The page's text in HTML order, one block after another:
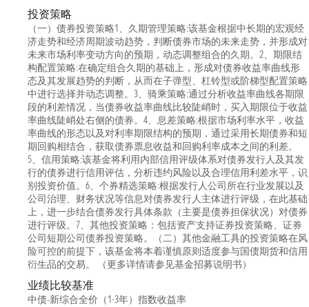
投资策略
（一）债券投资策略1、久期管理策略:该基金根据中长期的宏观经
济走势和经济周期波动趋势，判断债券市场的未来走势，并形成对
未来市场利率变动方向的预期，动态调整组合的久期。2、期限结
构配置策略:在确定组合久期的基础上，形成对债券收益率曲线形
态及其发展趋势的判断，从而在子弹型、杠铃型或阶梯型配置策略
中进行选择并动态调整。3、骑乘策略:通过分析收益率曲线各期限
段的利差情况，当债券收益率曲线比较陡峭时，买入期限位于收益
率曲线陡峭处右侧的债券。4、息差策略:根据市场利率水平，收益
率曲线的形态以及对利率期限结构的预期，通过采用长期债券和短
期回购相结合，获取债券票息收益和回购利率成本之间的利差。
5、信用策略:该基金将利用内部信用评级体系对债券发行人及其发
行的债券进行信用评估，分析违约风险以及合理信用利差水平，识
别投资价值。6、个券精选策略:根据发行人公司所在行业发展以及
公司治理、财务状况等信息对债券发行人主体进行评级，在此基础
上，进一步结合债券发行具体条款（主要是债券担保状况）对债券
进行评级。7、其他投资策略：包括资产支持证券投资策略、证券
公司短期公司债券投资策略。（二）其他金融工具的投资策略在风
险可控的前提下，该基金将本着谨慎原则适度参与国债期货和信用
衍生品的交易。 （更多详情请参见基金招募说明书）
业绩比较基准
中债-新综合全价（1-3年）指数收益率